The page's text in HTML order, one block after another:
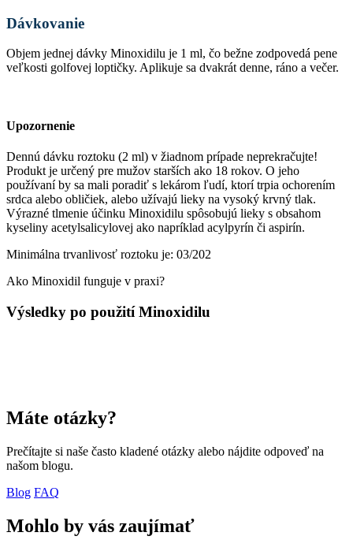
Dávkovanie
Objem jednej dávky Minoxidilu je 1 ml, čo bežne zodpovedá pene
veľkosti golfovej loptičky. Aplikuje sa dvakrát denne, ráno a večer.
Upozornenie
Dennú dávku roztoku (2 ml) v žiadnom prípade neprekračujte!
Produkt je určený pre mužov starších ako 18 rokov. O jeho
používaní by sa mali poradiť s lekárom ľudí, ktorí trpia ochorením
srdca alebo obličiek, alebo užívajú lieky na vysoký krvný tlak.
Výrazné tlmenie účinku Minoxidilu spôsobujú lieky s obsahom
kyseliny acetylsalicylovej ako napríklad acylpyrín či aspirín.
Minimálna trvanlivosť roztoku je: 03/202
Ako Minoxidil funguje v praxi?
Výsledky po použití Minoxidilu
Máte otázky?
Prečítajte si naše často kladené otázky alebo nájdite odpoveď na
našom blogu.
Blog FAQ
Mohlo by vás zaujímať